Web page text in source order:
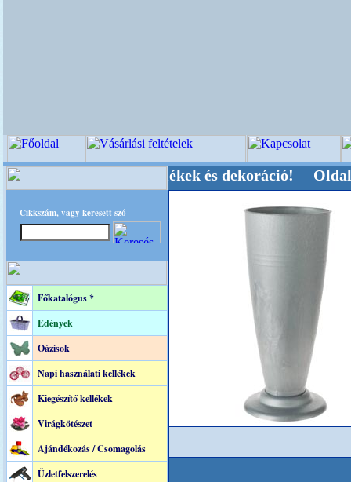
Cikkszám, vagy keresett szó
Főkatalógus *
Edények
Oázisok
Napi használati kellékek
Kiegészítő kellékek
Virágkötészet
Ajándékozás / Csomagolás
Üzletfelszerelés
kellékek és dekoráció! Oldalunkat